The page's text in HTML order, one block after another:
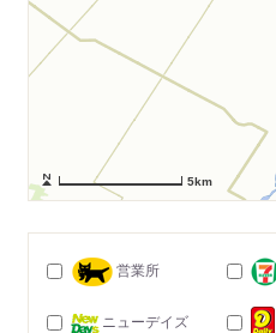
5km
営業所
ニューデイズ